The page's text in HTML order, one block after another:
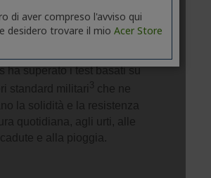
di aver compreso l'avviso qui
desidero trovare il mio Acer Store